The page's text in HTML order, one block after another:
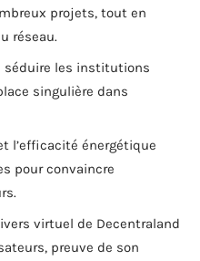
projets, tout en
réseau.
séduire les institutions
singulière dans
l’efficacité énergétique
pour convaincre
virtuel de Decentraland
preuve de son